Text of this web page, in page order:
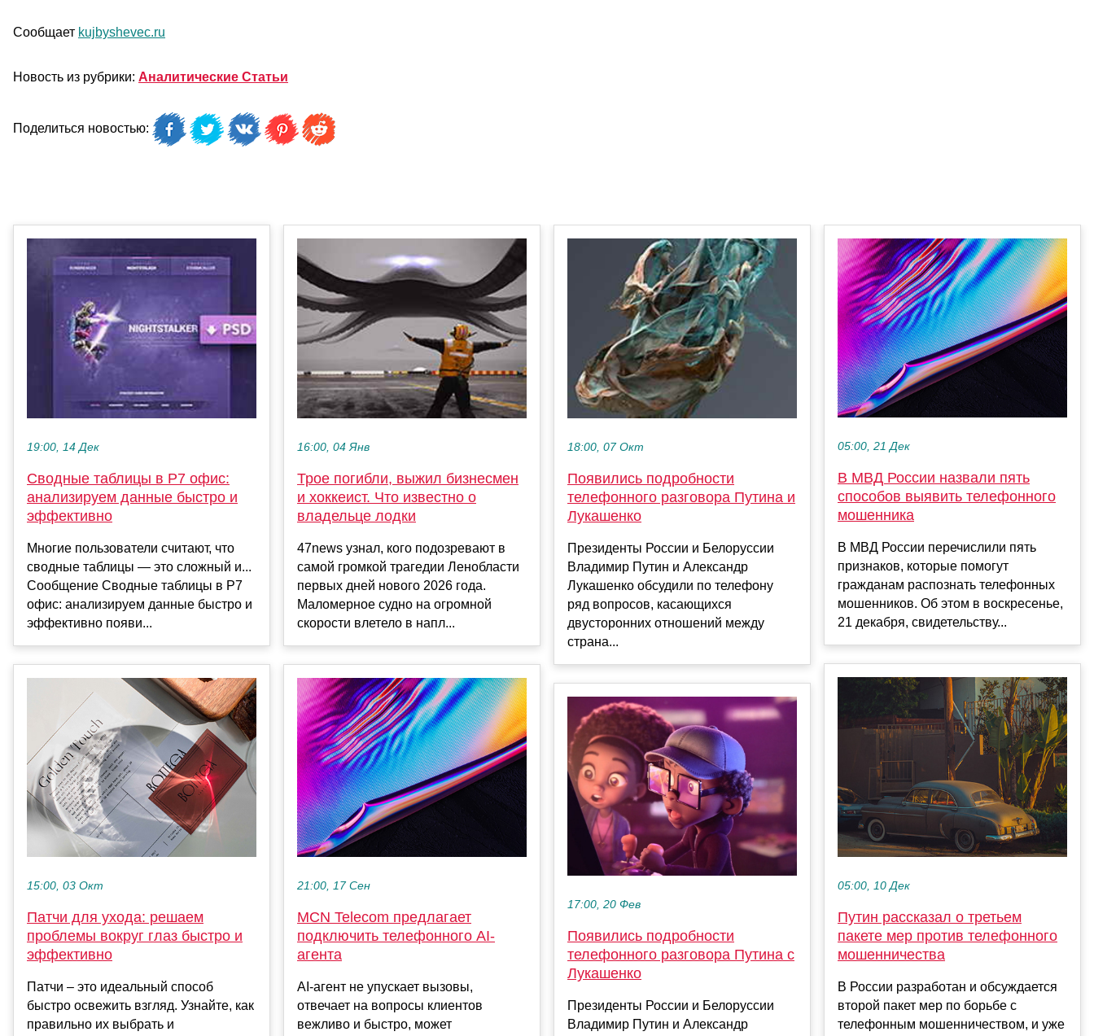
Сообщает kujbyshevec.ru
Новость из рубрики: Аналитические Статьи
Поделиться новостью:
19:00, 14 Дек
Сводные таблицы в Р7 офис:
анализируем данные быстро и
эффективно
Многие пользователи считают, что
сводные таблицы — это сложный и...
Сообщение Сводные таблицы в Р7
офис: анализируем данные быстро и
эффективно появи...
15:00, 03 Окт
Патчи для ухода: решаем
проблемы вокруг глаз быстро и
эффективно
Патчи – это идеальный способ
быстро освежить взгляд. Узнайте, как
правильно их выбрать и
16:00, 04 Янв
Трое погибли, выжил бизнесмен
и хоккеист. Что известно о
владельце лодки
47news узнал, кого подозревают в
самой громкой трагедии Ленобласти
первых дней нового 2026 года.
Маломерное судно на огромной
скорости влетело в напл...
21:00, 17 Сен
MCN Telecom предлагает
подключить телефонного AI-
агента
AI-агент не упускает вызовы,
отвечает на вопросы клиентов
вежливо и быстро, может
18:00, 07 Окт
Появились подробности
телефонного разговора Путина и
Лукашенко
Президенты России и Белоруссии
Владимир Путин и Александр
Лукашенко обсудили по телефону
ряд вопросов, касающихся
двусторонних отношений между
страна...
17:00, 20 Фев
Появились подробности
телефонного разговора Путина с
Лукашенко
Президенты России и Белоруссии
Владимир Путин и Александр
05:00, 21 Дек
В МВД России назвали пять
способов выявить телефонного
мошенника
В МВД России перечислили пять
признаков, которые помогут
гражданам распознать телефонных
мошенников. Об этом в воскресенье,
21 декабря, свидетельству...
05:00, 10 Дек
Путин рассказал о третьем
пакете мер против телефонного
мошенничества
В России разработан и обсуждается
второй пакет мер по борьбе с
телефонным мошенничеством, и уже